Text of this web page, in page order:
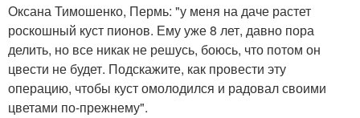
Оксана Тимошенко, Пермь: "у меня на даче растет
роскошный куст пионов. Ему уже 8 лет, давно пора
делить, но все никак не решусь, боюсь, что потом он
цвести не будет. Подскажите, как провести эту
операцию, чтобы куст омолодился и радовал своими
цветами по-прежнему".